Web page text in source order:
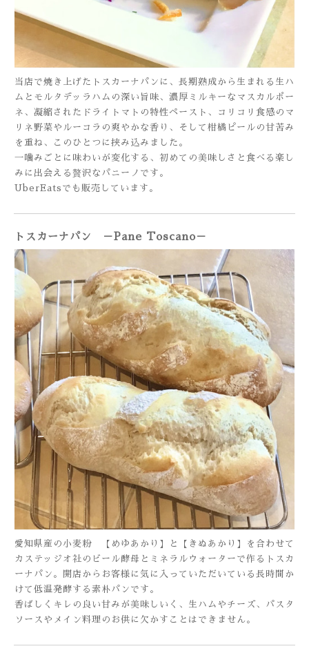
当店で焼き上げたトスカーナパンに、長期熟成から生まれる生ハ
ムとモルタデッラハムの深い旨味、濃厚ミルキーなマスカルポー
ネ、凝縮されたドライトマトの特性ペースト、コリコリ食感のマ
リネ野菜やルーコラの爽やかな香り、そして柑橘ピールの甘苦み
を重ね、このひとつに挟み込みました。
一噛みごとに味わいが変化する、初めての美味しさと食べる楽し
みに出会える贅沢なパニーノです。
UberEatsでも販売しています。
トスカーナパン －Pane Toscano－
愛知県産の小麦粉 【めゆあかり】と【きぬあかり】を合わせて
カステッジオ社のビール酵母とミネラルウォーターで作るトスカ
ーナパン。開店からお客様に気に入っていただいている長時間か
けて低温発酵する素朴パンです。
香ばしくキレの良い甘みが美味しいく、生ハムやチーズ、パスタ
ソースやメイン料理のお供に欠かすことはできません。